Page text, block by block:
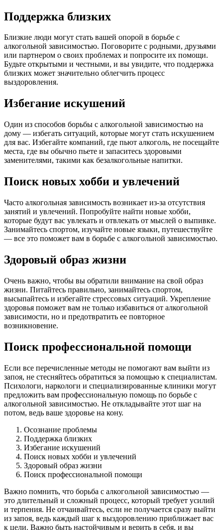
Поддержка близких
Близкие люди могут стать вашей опорой в борьбе с
алкогольной зависимостью. Поговорите с родными, друзьями
или партнером о своих проблемах и попросите их помощи.
Будьте открытыми и честными, и вы увидите, что поддержка
близких может значительно облегчить процесс
выздоровления.
Избегание искушений
Один из способов борьбы с алкогольной зависимостью на
дому — избегать ситуаций, которые могут стать искушением
для вас. Избегайте компаний, где пьют алкоголь, не посещайте
места, где вы обычно пьете и запаситесь здоровыми
заменителями, такими как безалкогольные напитки.
Поиск новых хобби и увлечений
Часто алкогольная зависимость возникает из-за отсутствия
занятий и увлечений. Попробуйте найти новые хобби,
которые будут вас увлекать и отвлекать от мыслей о выпивке.
Занимайтесь спортом, изучайте новые языки, путешествуйте
— все это поможет вам в борьбе с алкогольной зависимостью.
Здоровый образ жизни
Очень важно, чтобы вы обратили внимание на свой образ
жизни. Питайтесь правильно, занимайтесь спортом,
высыпайтесь и избегайте стрессовых ситуаций. Укрепление
здоровья поможет вам не только избавиться от алкогольной
зависимости, но и предотвратить ее повторное
возникновение.
Поиск профессиональной помощи
Если все перечисленные методы не помогают вам выйти из
запоя, не стесняйтесь обратиться за помощью к специалистам.
Психологи, наркологи и специализированные клиники могут
предложить вам профессиональную помощь по борьбе с
алкогольной зависимостью. Не откладывайте этот шаг на
потом, ведь ваше здоровье на кону.
Осознание проблемы
Поддержка близких
Избегание искушений
Поиск новых хобби и увлечений
Здоровый образ жизни
Поиск профессиональной помощи
Важно помнить, что борьба с алкогольной зависимостью —
это длительный и сложный процесс, который требует усилий
и терпения. Не отчаивайтесь, если не получается сразу выйти
из запоя, ведь каждый шаг к выздоровлению приближает вас
к цели. Важно быть настойчивым и верить в себя, и вы